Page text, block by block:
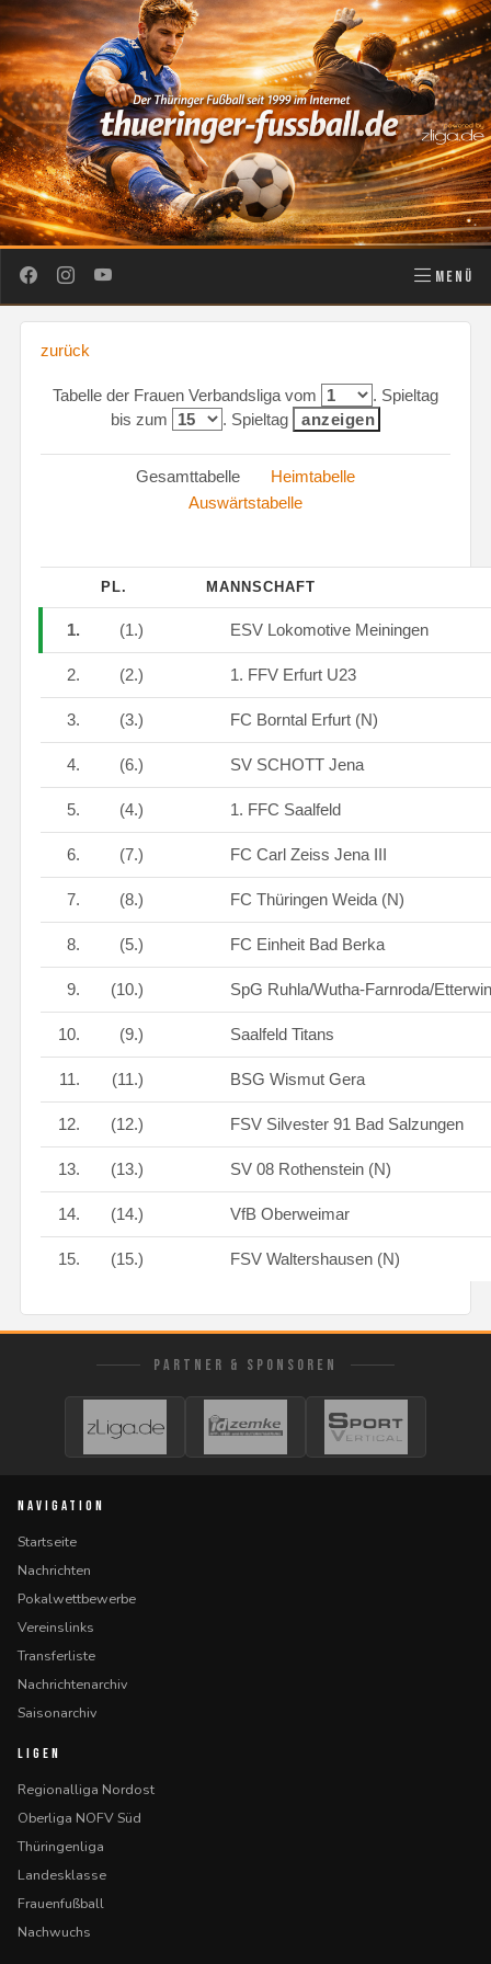
MENÜ
zurück
Tabelle der Frauen Verbandsliga vom
. Spieltag
bis zum
. Spieltag
Gesamttabelle Heimtabelle
Auswärtstabelle
PL. MANNSCHAFT
1. (1.) ESV Lokomotive Meiningen
2. (2.) 1. FFV Erfurt U23
3. (3.) FC Borntal Erfurt (N)
4. (6.) SV SCHOTT Jena
5. (4.) 1. FFC Saalfeld
6. (7.) FC Carl Zeiss Jena III
7. (8.) FC Thüringen Weida (N)
8. (5.) FC Einheit Bad Berka
9. (10.) SpG Ruhla/Wutha-Farnroda/
10. (9.) Saalfeld Titans
11. (11.) BSG Wismut Gera
12. (12.) FSV Silvester 91 Bad Salzungen
13. (13.) SV 08 Rothenstein (N)
14. (14.) VfB Oberweimar
15. (15.) FSV Waltershausen (N)
PARTNER & SPONSOREN
NAVIGATION
Startseite
Nachrichten
Pokalwettbewerbe
Vereinslinks
Transferliste
Nachrichtenarchiv
Saisonarchiv
LIGEN
Regionalliga Nordost
Oberliga NOFV Süd
Thüringenliga
Landesklasse
Frauenfußball
Nachwuchs